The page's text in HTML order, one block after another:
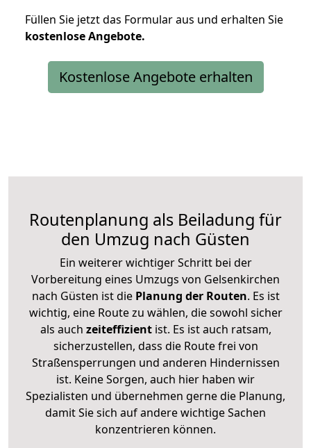
Füllen Sie jetzt das Formular aus und erhalten Sie
kostenloseAngebote.
Kostenlose Angebote erhalten
Routenplanung als Beiladung für
den Umzug nach Güsten
Ein weiterer wichtiger Schritt bei der
Vorbereitung eines Umzugs von Gelsenkirchen
nach Güsten ist diePlanung der Routen. Es ist
wichtig, eine Route zu wählen, die sowohl sicher
als auch zeiteffizientist. Es ist auch ratsam,
sicherzustellen, dass die Route frei von
Straßensperrungen und anderen Hindernissen
ist. Keine Sorgen, auch hier haben wir
Spezialisten und übernehmen gerne die Planung,
damit Sie sich auf andere wichtige Sachen
konzentrieren können.